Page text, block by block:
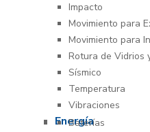
Impacto
Movimiento para
Movimiento para
Rotura de Vidrios
Sísmico
Temperatura
Vibraciones
Energía
Baterías